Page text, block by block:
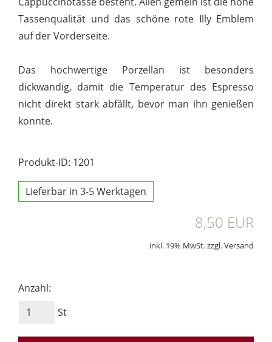
Tassenqualität und das schöne rote Illy Emblem
auf der Vorderseite.
Das hochwertige Porzellan ist besonders
dickwandig, damit die Temperatur des Espresso
nicht direkt stark abfällt, bevor man ihn genießen
konnte.
Produkt-ID: 1201
Lieferbar in 3-5 Werktagen
8,50 EUR
inkl. 19% MwSt. zzgl. Versand
Anzahl:
St